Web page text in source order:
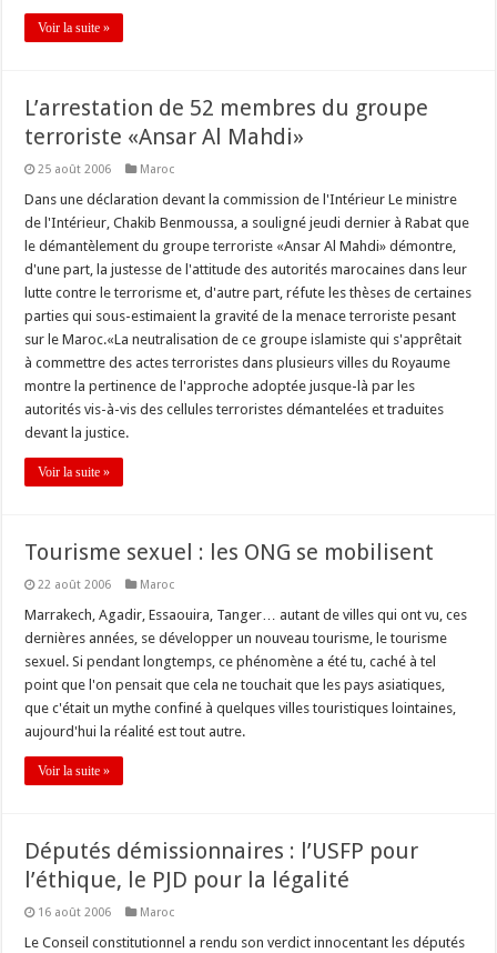
Voir la suite »
L’arrestation de 52 membres du groupe
terroriste «Ansar Al Mahdi»
25 août 2006 Maroc
Dans une déclaration devant la commission de l'Intérieur Le ministre
de l'Intérieur, Chakib Benmoussa, a souligné jeudi dernier à Rabat que
le démantèlement du groupe terroriste «Ansar Al Mahdi» démontre,
d'une part, la justesse de l'attitude des autorités marocaines dans leur
lutte contre le terrorisme et, d'autre part, réfute les thèses de certaines
parties qui sous-estimaient la gravité de la menace terroriste pesant
sur le Maroc.«La neutralisation de ce groupe islamiste qui s'apprêtait
à commettre des actes terroristes dans plusieurs villes du Royaume
montre la pertinence de l'approche adoptée jusque-là par les
autorités vis-à-vis des cellules terroristes démantelées et traduites
devant la justice.
Voir la suite »
Tourisme sexuel : les ONG se mobilisent
22 août 2006 Maroc
Marrakech, Agadir, Essaouira, Tanger… autant de villes qui ont vu, ces
dernières années, se développer un nouveau tourisme, le tourisme
sexuel. Si pendant longtemps, ce phénomène a été tu, caché à tel
point que l'on pensait que cela ne touchait que les pays asiatiques,
que c'était un mythe confiné à quelques villes touristiques lointaines,
aujourd'hui la réalité est tout autre.
Voir la suite »
Députés démissionnaires : l’USFP pour
l’éthique, le PJD pour la légalité
16 août 2006 Maroc
Le Conseil constitutionnel a rendu son verdict innocentant les députés